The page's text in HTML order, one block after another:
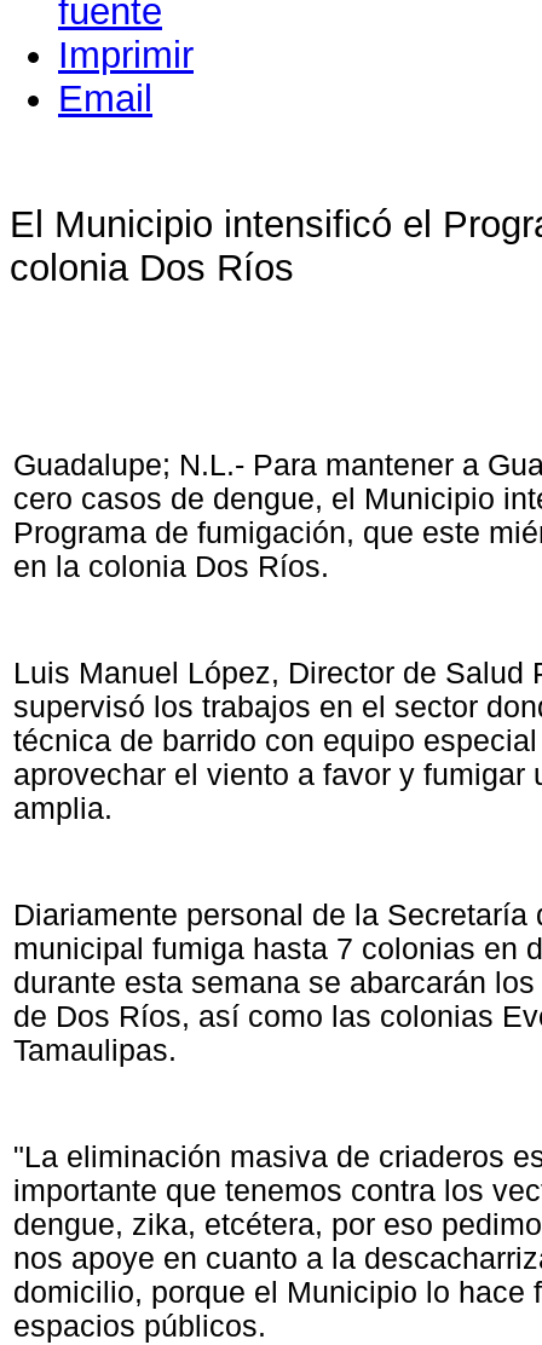
Imprimir
Email
El Municipio intensificó el
colonia Dos Ríos
Guadalupe; N.L.- Para mantener a
cero casos de dengue, el Municipio
Programa de fumigación, que este
en la colonia Dos Ríos.
Luis Manuel López, Director de Salud
supervisó los trabajos en el sector
técnica de barrido con equipo
aprovechar el viento a favor y fumigar
amplia.
Diariamente personal de la Secretaría
municipal fumiga hasta 7 colonias en
durante esta semana se abarcarán
de Dos Ríos, así como las colonias
Tamaulipas.
"La eliminación masiva de criaderos
importante que tenemos contra los
dengue, zika, etcétera, por eso
nos apoye en cuanto a la
domicilio, porque el Municipio lo hace
espacios públicos.